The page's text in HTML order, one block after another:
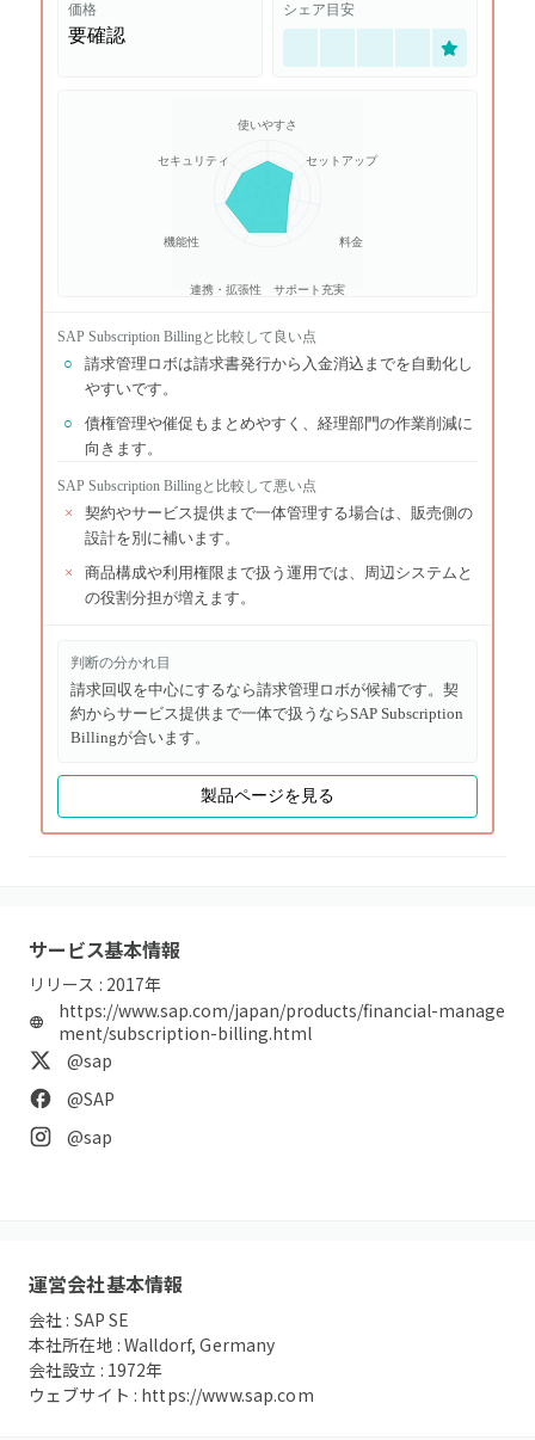
価格
要確認
シェア目安
使いやすさ
セットアップ
料金
サポート充実
連携・拡張性
機能性
セキュリティ
SAP Subscription Billingと比較して良い点
○
請求管理ロボは請求書発行から入金消込までを自動化し
やすいです。
○
債権管理や催促もまとめやすく、経理部門の作業削減に
向きます。
SAP Subscription Billingと比較して悪い点
×
契約やサービス提供まで一体管理する場合は、販売側の
設計を別に補います。
×
商品構成や利用権限まで扱う運用では、周辺システムと
の役割分担が増えます。
判断の分かれ目
請求回収を中心にするなら請求管理ロボが候補です。契
約からサービス提供まで一体で扱うならSAP Subscription
Billingが合います。
製品ページを見る
サービス基本情報
リリース : 2017年
https://www.sap.com/japan/products/financial-manage
ment/subscription-billing.html
@sap
@SAP
@sap
運営会社基本情報
会社 : SAP SE
本社所在地 :Walldorf, Germany
会社設立 : 1972年
ウェブサイト : https://www.sap.com